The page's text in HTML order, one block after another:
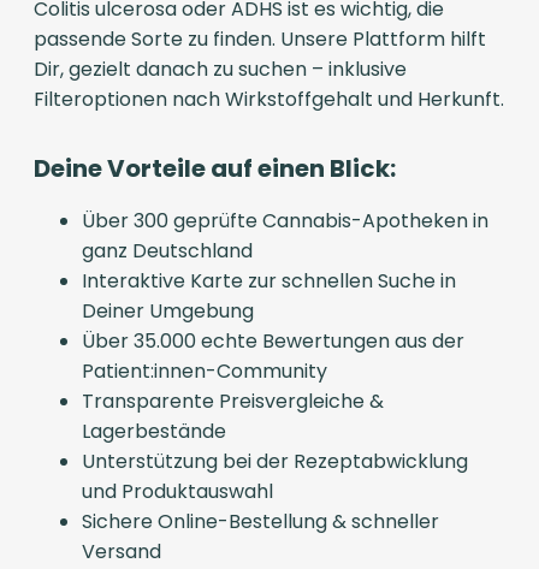
Colitis ulcerosa oder ADHS ist es wichtig, die
passende Sorte zu finden. Unsere Plattform hilft
Dir, gezielt danach zu suchen – inklusive
Filteroptionen nach Wirkstoffgehalt und Herkunft.
Deine Vorteile auf einen Blick:
Über 300 geprüfte Cannabis-Apotheken in
ganz Deutschland
Interaktive Karte zur schnellen Suche in
Deiner Umgebung
Über 35.000 echte Bewertungen aus der
Patient:innen-Community
Transparente Preisvergleiche &
Lagerbestände
Unterstützung bei der Rezeptabwicklung
und Produktauswahl
Sichere Online-Bestellung & schneller
Versand